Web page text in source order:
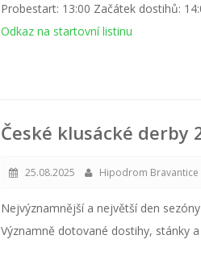
Probestart: 13:00 Začátek dostihů:
Odkaz na startovní listinu
České klusácké derby
25.08.2025 Hipodrom Bravantice
Nejvýznamnější a největší den
Významně dotované dostihy, stánky